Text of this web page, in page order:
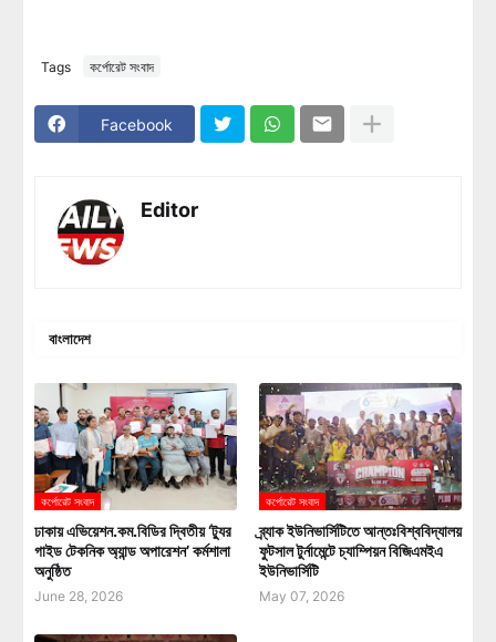
Tags কর্পোরেট সংবাদ
Facebook
Editor
বাংলাদেশ
কর্পোরেট সংবাদ
ঢাকায় এভিয়েশন.কম.বিডির দ্বিতীয় ‘ট্যুর
গাইড টেকনিক অ্যান্ড অপারেশন’ কর্মশালা
অনুষ্ঠিত
June 28, 2026
কর্পোরেট সংবাদ
ব্র্যাক ইউনিভার্সিটিতে আন্তঃবিশ্ববিদ্যালয়
ফুটসাল টুর্নামেন্টে চ্যাম্পিয়ন বিজিএমইএ
ইউনিভার্সিটি
May 07, 2026